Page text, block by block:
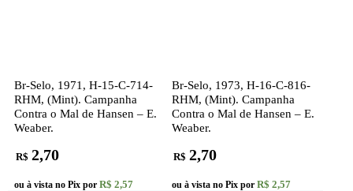
Br-Selo, 1971, H-15-C-714-
RHM, (Mint). Campanha
Contra o Mal de Hansen – E.
Weaber.
R$ 2,70
ou à vista no Pix por R$ 2,57
Br-Selo, 1973, H-16-C-816-
RHM, (Mint). Campanha
Contra o Mal de Hansen – E.
Weaber.
R$ 2,70
ou à vista no Pix por R$ 2,57